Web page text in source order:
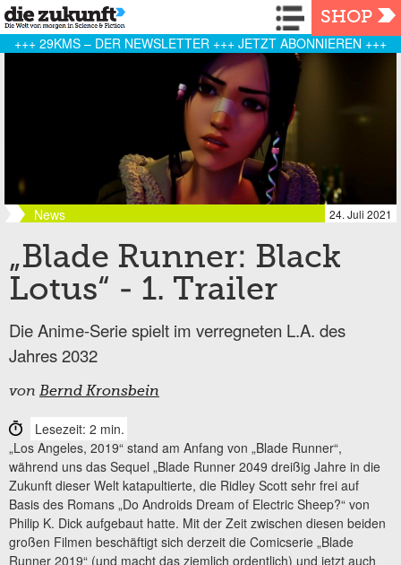
Navigation
SHOP
+++ 29KMS – DER NEWSLETTER +++ JETZT ABONNIEREN +++
News 24. Juli 2021
„Blade Runner: Black
Lotus“ - 1. Trailer
Die Anime-Serie spielt im verregneten L.A. des
Jahres 2032
von Bernd Kronsbein
Lesezeit: 2 min.
„Los Angeles, 2019“ stand am Anfang von „Blade Runner“,
während uns das Sequel „Blade Runner 2049 dreißig Jahre in die
Zukunft dieser Welt katapultierte, die Ridley Scott sehr frei auf
Basis des Romans „Do Androids Dream of Electric Sheep?“ von
Philip K. Dick aufgebaut hatte. Mit der Zeit zwischen diesen beiden
großen Filmen beschäftigt sich derzeit die Comicserie „Blade
Runner 2019“ (und macht das ziemlich ordentlich) und jetzt auch